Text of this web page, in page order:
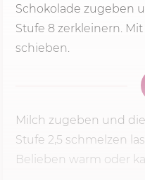
Schokolade zugeben
Stufe 8 zerkleinern.
schieben.
Milch zugeben und
Stufe 2,5 schmelzen
Belieben warm oder